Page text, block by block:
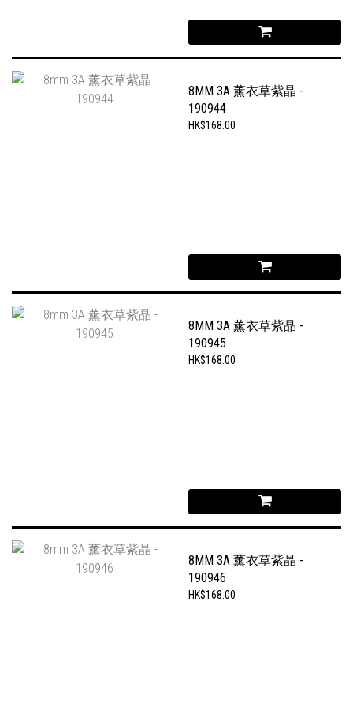
8MM 3A 薰衣草紫晶 -
190944
HK$168.00
8MM 3A 薰衣草紫晶 -
190945
HK$168.00
8MM 3A 薰衣草紫晶 -
190946
HK$168.00